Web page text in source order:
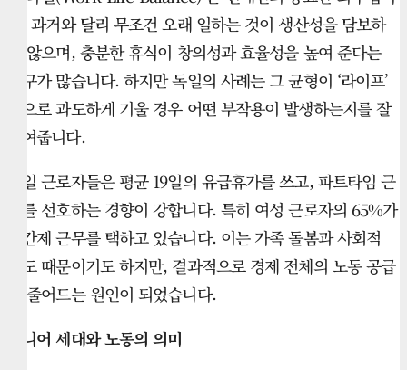
다. 과거와 달리 무조건 오래 일하는 것이 생산성을 담보하
지 않으며, 충분한 휴식이 창의성과 효율성을 높여 준다는
연구가 많습니다. 하지만 독일의 사례는 그 균형이 ‘라이프’
쪽으로 과도하게 기울 경우 어떤 부작용이 발생하는지를 잘
보여줍니다.
독일 근로자들은 평균 19일의 유급휴가를 쓰고, 파트타임 근
무를 선호하는 경향이 강합니다. 특히 여성 근로자의 65%가
시간제 근무를 택하고 있습니다. 이는 가족 돌봄과 사회적
제도 때문이기도 하지만, 결과적으로 경제 전체의 노동 공급
이 줄어드는 원인이 되었습니다.
시니어 세대와 노동의 의미